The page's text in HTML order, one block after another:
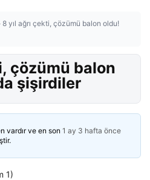
8 yıl ağrı çekti, çözümü balon oldu!
çözümü balon
şişirdiler
vardır ve en son 1 ay 3 hafta önce
1)